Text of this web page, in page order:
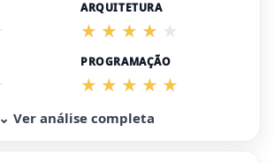
ARQUITETURA
PROGRAMAÇÃO
⌄ Ver análise completa